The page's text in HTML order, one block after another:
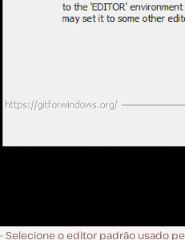
Selecione o editor padrão usado